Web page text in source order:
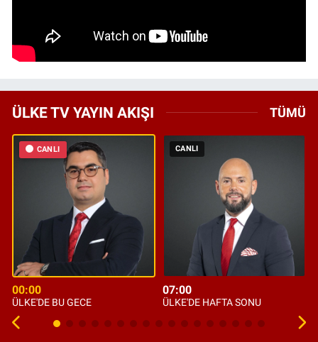
ÜLKE TV YAYIN AKIŞI TÜMÜ
CANLI
00:00
ÜLKE'DE BU GECE
CANLI
07:00
ÜLKE'DE HAFTA SONU